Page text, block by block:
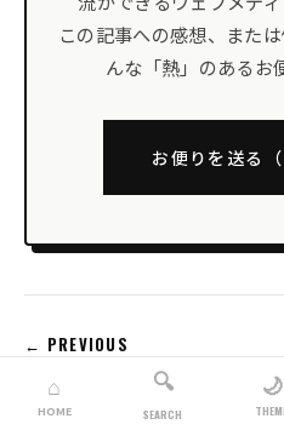
この記事への感想、また
んな「熱」のあるお
お便りを送る（
← PREVIOUS
⌂
HOME
🔍
SEARCH
🌙